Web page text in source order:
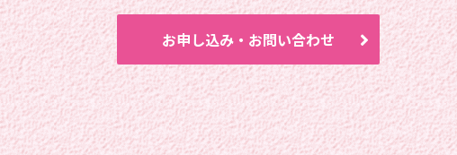
お申し込み・お問い合わせ